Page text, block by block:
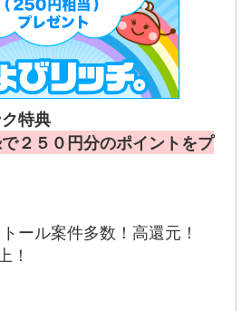
特典
２５０円分のポイントをプ
ール案件多数！高還元！
！